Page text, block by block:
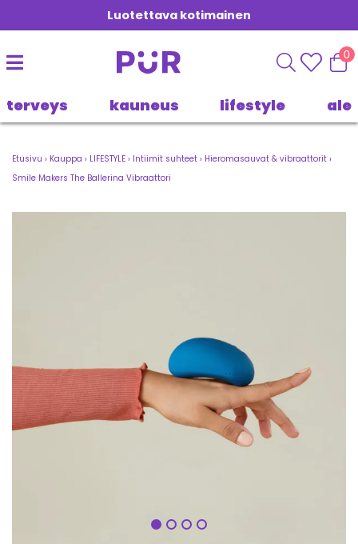
Luotettava kotimainen
0
terveys kauneus lifestyle ale
Etusivu › Kauppa › LIFESTYLE › Intiimit suhteet › Hieromasauvat & vibraattorit ›
Smile Makers The Ballerina Vibraattori
Seuraava